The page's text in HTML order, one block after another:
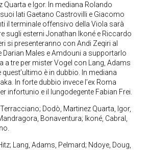
Quarta e Igor. In mediana Rolando
lati Gaetano Castrovilli e Giacomo
il terminale offensivo della Viola sarà
sugli esterni Jonathan Ikoné e Riccardo
si presenteranno con Andi Zeqiri al
Darian Males e Amdouni a supportarlo
a tre per mister Vogel con Lang, Adams
quest’ultimo è in dubbio. In mediana
In forte dubbio invece l’ex Roma
infortunio e il lungodegente Fabian Frei.
Terracciano; Dodò, Martinez Quarta, Igor,
Bonaventura; Ikoné, Cabral,
Lang, Adams, Pelmard; Ndoye, Doug,